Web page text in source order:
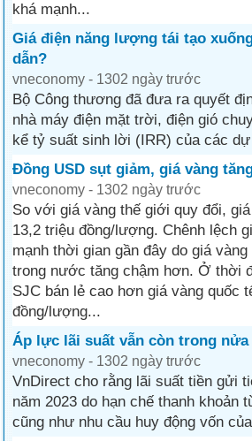
khá mạnh...
Giá điện năng lượng tái tạo
dẫn?
vneconomy - 1302 ngày trước
Bộ Công thương đã đưa ra quyết
nhà máy điện mặt trời, điện gió
kể tỷ suất sinh lời (IRR) của các
Đồng USD sụt giảm, giá vàng
vneconomy - 1302 ngày trước
So với giá vàng thế giới quy đổi,
13,2 triệu đồng/lượng. Chênh lệch
mạnh thời gian gần đây do giá
trong nước tăng chậm hơn. Ở thời
SJC bán lẻ cao hơn giá vàng quốc
đồng/lượng...
Áp lực lãi suất vẫn còn trong nửa
vneconomy - 1302 ngày trước
VnDirect cho rằng lãi suất tiền gửi
năm 2023 do hạn chế thanh khoản
cũng như nhu cầu huy động vốn